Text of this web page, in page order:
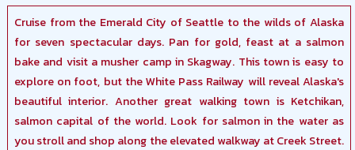
Cruise from the Emerald City of Seattle to the wilds of Alaska
for seven spectacular days. Pan for gold, feast at a salmon
bake and visit a musher camp in Skagway. This town is easy to
explore on foot, but the White Pass Railway will reveal Alaska's
beautiful interior. Another great walking town is Ketchikan,
salmon capital of the world. Look for salmon in the water as
you stroll and shop along the elevated walkway at Creek Street.